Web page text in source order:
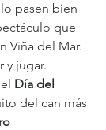
pasen bien
que
Viña del Mar.
y jugar.
Día del
del can más